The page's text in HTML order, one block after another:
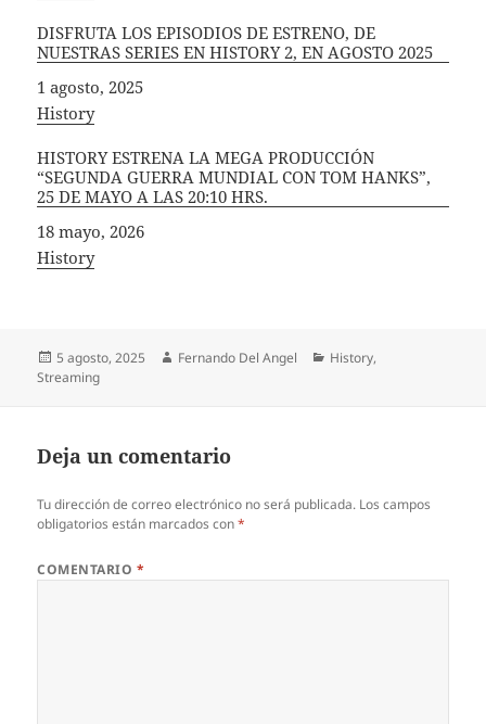
DISFRUTA LOS EPISODIOS DE ESTRENO, DE
NUESTRAS SERIES EN HISTORY 2, EN AGOSTO 2025
Fecha
1 agosto, 2025
In relation to
History
HISTORY ESTRENA LA MEGA PRODUCCIÓN
“SEGUNDA GUERRA MUNDIAL CON TOM HANKS”,
25 DE MAYO A LAS 20:10 HRS.
Fecha
18 mayo, 2026
In relation to
History
Publicado
el
5 agosto, 2025 Autor
Fernando Del Angel Categorías
History,
Streaming
Deja un comentario
Tu dirección de correo electrónico no será publicada. Los campos
obligatorios están marcados con*
COMENTARIO *